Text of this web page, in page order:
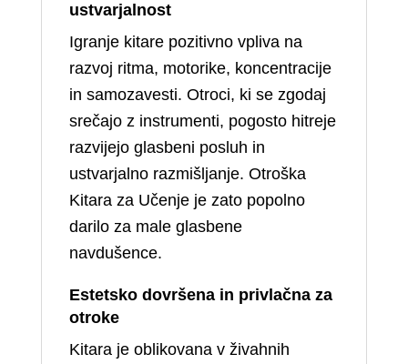
ustvarjalnost
Igranje kitare pozitivno vpliva na
razvoj ritma, motorike, koncentracije
in samozavesti. Otroci, ki se zgodaj
srečajo z instrumenti, pogosto hitreje
razvijejo glasbeni posluh in
ustvarjalno razmišljanje. Otroška
Kitara za Učenje je zato popolno
darilo za male glasbene
navdušence.
Estetsko dovršena in privlačna za
otroke
Kitara je oblikovana v živahnih